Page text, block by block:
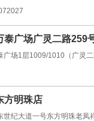
泰广场广灵二路259
广场1层1009/1010（广灵
方明珠店
世纪大道一号东方明珠老凤